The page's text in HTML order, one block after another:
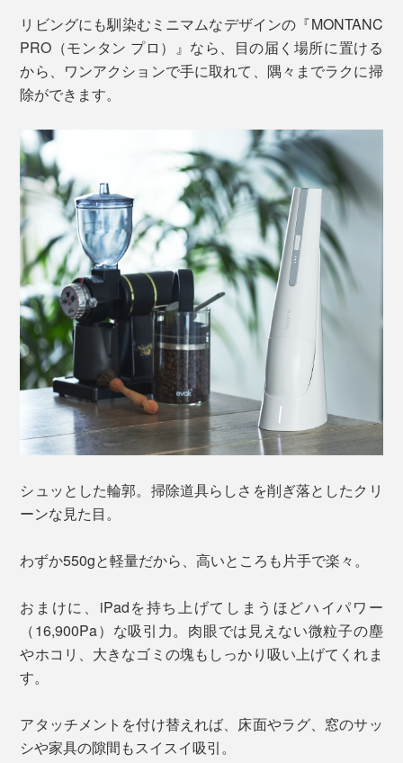
リビングにも馴染むミニマムなデザインの『MONTANC
PRO（モンタン プロ）』なら、目の届く場所に置ける
から、ワンアクションで手に取れて、隅々までラクに掃
除ができます。
シュッとした輪郭。掃除道具らしさを削ぎ落としたクリ
ーンな見た目。
わずか550gと軽量だから、高いところも片手で楽々。
おまけに、iPadを持ち上げてしまうほどハイパワー
（16,900Pa）な吸引力。肉眼では見えない微粒子の塵
やホコリ、大きなゴミの塊もしっかり吸い上げてくれま
す。
アタッチメントを付け替えれば、床面やラグ、窓のサッ
シや家具の隙間もスイスイ吸引。